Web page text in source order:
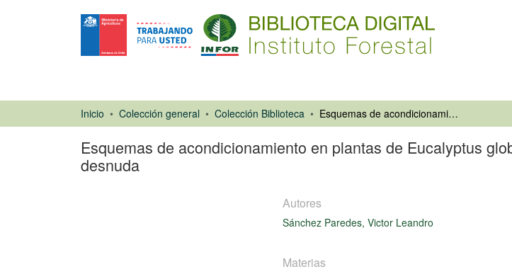
Inicio Colección general Colección Biblioteca Esquemas de acondicionamiento en plantas de Eucalyptus globulus Labill. ssp. globulus 1/0 producidas a raíz desnuda
Esquemas de acondicionamiento en plantas de Eucalyptus
desnuda
Autores
Sánchez Paredes, Victor Leandro
Materias